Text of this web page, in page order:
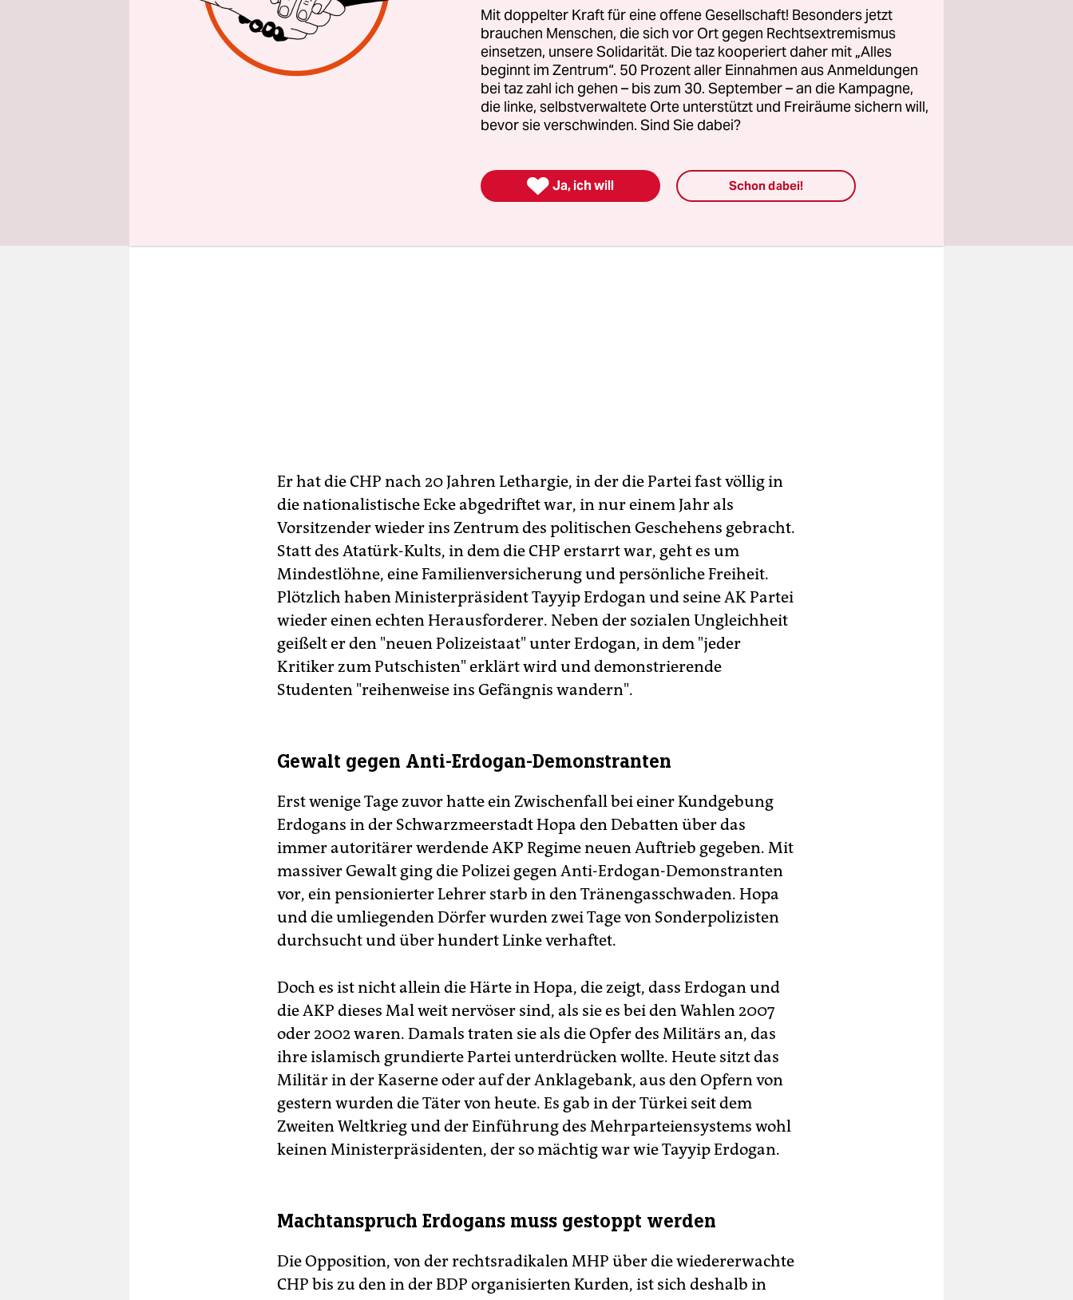
Das Publikum besteht aus einem Querschnitt der Bevölkerung. Nur die
Zahl der Kopftücher ist minimal. Man muss schon mindestens 50 Jahre
alt sein, um sich an ähnliche Großkundgebungen der CHP in den
siebziger Jahren, zu den Zeiten des damaligen CHP-Chefs Bülent Ecevit,
zu erinnern. Zu verdanken ist das vor allem einem Mann, der nach
Er hat die CHP nach 20 Jahren Lethargie, in der die Partei fast völlig in
die nationalistische Ecke abgedriftet war, in nur einem Jahr als
Vorsitzender wieder ins Zentrum des politischen Geschehens gebracht.
Statt des Atatürk-Kults, in dem die CHP erstarrt war, geht es um
Mindestlöhne, eine Familienversicherung und persönliche Freiheit.
Plötzlich haben Ministerpräsident Tayyip Erdogan und seine AK Partei
wieder einen echten Herausforderer. Neben der sozialen Ungleichheit
geißelt er den "neuen Polizeistaat" unter Erdogan, in dem "jeder
Kritiker zum Putschisten" erklärt wird und demonstrierende
Studenten "reihenweise ins Gefängnis wandern".
Gewalt gegen Anti-Erdogan-Demonstranten
Erst wenige Tage zuvor hatte ein Zwischenfall bei einer Kundgebung
Erdogans in der Schwarzmeerstadt Hopa den Debatten über das
immer autoritärer werdende AKP Regime neuen Auftrieb gegeben. Mit
massiver Gewalt ging die Polizei gegen Anti-Erdogan-Demonstranten
vor, ein pensionierter Lehrer starb in den Tränengasschwaden. Hopa
und die umliegenden Dörfer wurden zwei Tage von Sonderpolizisten
durchsucht und über hundert Linke verhaftet.
Doch es ist nicht allein die Härte in Hopa, die zeigt, dass Erdogan und
die AKP dieses Mal weit nervöser sind, als sie es bei den Wahlen 2007
oder 2002 waren. Damals traten sie als die Opfer des Militärs an, das
ihre islamisch grundierte Partei unterdrücken wollte. Heute sitzt das
Militär in der Kaserne oder auf der Anklagebank, aus den Opfern von
gestern wurden die Täter von heute. Es gab in der Türkei seit dem
Zweiten Weltkrieg und der Einführung des Mehrparteiensystems wohl
keinen Ministerpräsidenten, der so mächtig war wie Tayyip Erdogan.
Machtanspruch Erdogans muss gestoppt werden
Die Opposition, von der rechtsradikalen MHP über die wiedererwachte
CHP bis zu den in der BDP organisierten Kurden, ist sich deshalb in
Mit doppelter Kraft für eine offene Gesellschaft! Besonders jetzt
brauchen Menschen, die sich vor Ort gegen Rechtsextremismus
einsetzen, unsere Solidarität. Die taz kooperiert daher mit „Alles
beginnt im Zentrum“. 50 Prozent aller Einnahmen aus Anmeldungen
bei taz zahl ich gehen – bis zum 30. September – an die Kampagne,
die linke, selbstverwaltete Orte unterstützt und Freiräume sichern will,
bevor sie verschwinden. Sind Sie dabei?
 Ja, ich will Schon dabei!